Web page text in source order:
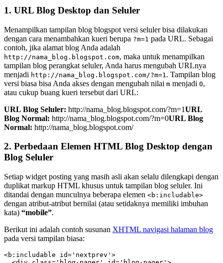
1. URL Blog Desktop dan Seluler
Menampilkan tampilan blog blogspot versi seluler bisa dilakukan
dengan cara menambahkan kueri berupa ?m=1 pada URL. Sebagai
contoh, jika alamat blog Anda adalah
http://nama_blog.blogspot.com, maka untuk menampilkan
tampilan blog perangkat seluler, Anda harus mengubah URLnya
menjadi http://nama_blog.blogspot.com/?m=1 . Tampilan blog
versi biasa bisa Anda akses dengan mengubah nilai m menjadi 0,
atau cukup buang kueri tersebut dari URL:
URL Blog Seluler: http://nama_blog.blogspot.com/?m=1URL
Blog Normal: http://nama_blog.blogspot.com/?m=0URL Blog
Normal: http://nama_blog.blogspot.com/
2. Perbedaan Elemen HTML Blog Desktop dengan
Blog Seluler
Setiap widget posting yang masih asli akan selalu dilengkapi dengan
duplikat markup HTML khusus untuk tampilan blog seluler. Ini
ditandai dengan munculnya beberapa elemen <b:includable>
dengan atribut-atribut bernilai (atau setidaknya memiliki imbuhan
kata) “mobile”.
Berikut ini adalah contoh susunan XHTML navigasi halaman blog
pada versi tampilan biasa:
<b:includable id='nextprev'>